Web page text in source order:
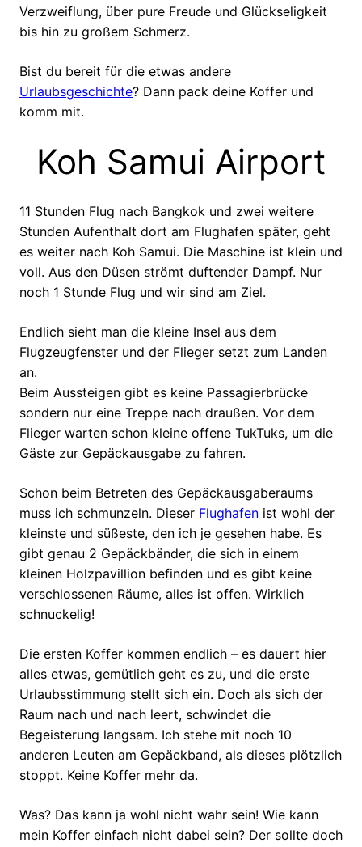
Verzweiflung, über pure Freude und Glückseligkeit
bis hin zu großem Schmerz.
Bist du bereit für die etwas andere
Urlaubsgeschichte? Dann pack deine Koffer und
komm mit.
Koh Samui Airport
11 Stunden Flug nach Bangkok und zwei weitere
Stunden Aufenthalt dort am Flughafen später, geht
es weiter nach Koh Samui. Die Maschine ist klein und
voll. Aus den Düsen strömt duftender Dampf. Nur
noch 1 Stunde Flug und wir sind am Ziel.
Endlich sieht man die kleine Insel aus dem
Flugzeugfenster und der Flieger setzt zum Landen
an.
Beim Aussteigen gibt es keine Passagierbrücke
sondern nur eine Treppe nach draußen. Vor dem
Flieger warten schon kleine offene TukTuks, um die
Gäste zur Gepäckausgabe zu fahren.
Schon beim Betreten des Gepäckausgaberaums
muss ich schmunzeln. Dieser Flughafen ist wohl der
kleinste und süßeste, den ich je gesehen habe. Es
gibt genau 2 Gepäckbänder, die sich in einem
kleinen Holzpavillion befinden und es gibt keine
verschlossenen Räume, alles ist offen. Wirklich
schnuckelig!
Die ersten Koffer kommen endlich – es dauert hier
alles etwas, gemütlich geht es zu, und die erste
Urlaubsstimmung stellt sich ein. Doch als sich der
Raum nach und nach leert, schwindet die
Begeisterung langsam. Ich stehe mit noch 10
anderen Leuten am Gepäckband, als dieses plötzlich
stoppt. Keine Koffer mehr da.
Was? Das kann ja wohl nicht wahr sein! Wie kann
mein Koffer einfach nicht dabei sein? Der sollte doch